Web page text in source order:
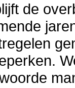
de